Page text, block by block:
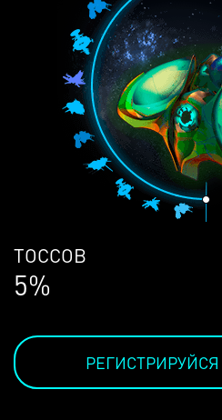
ЛЮДЕЙ
68%
РЕГИСТРИРУЙСЯ